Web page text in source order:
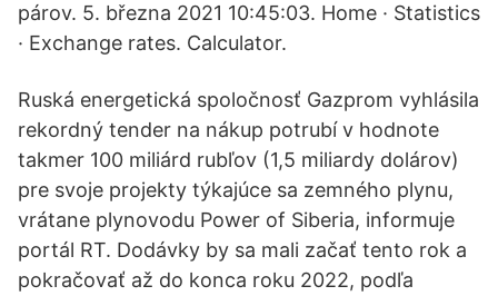
párov. 5. března 2021 10:45:03. Home · Statistics
· Exchange rates. Calculator.
Ruská energetická spoločnosť Gazprom vyhlásila
rekordný tender na nákup potrubí v hodnote
takmer 100 miliárd rubľov (1,5 miliardy dolárov)
pre svoje projekty týkajúce sa zemného plynu,
vrátane plynovodu Power of Siberia, informuje
portál RT. Dodávky by sa mali začať tento rok a
pokračovať až do konca roku 2022, podľa